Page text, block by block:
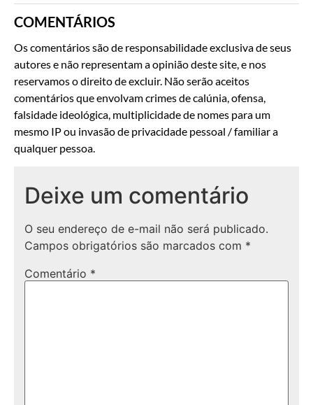
COMENTÁRIOS
Os comentários são de responsabilidade exclusiva de seus
autores e não representam a opinião deste site, e nos
reservamos o direito de excluir. Não serão aceitos
comentários que envolvam crimes de calúnia, ofensa,
falsidade ideológica, multiplicidade de nomes para um
mesmo IP ou invasão de privacidade pessoal / familiar a
qualquer pessoa.
Deixe um comentário
O seu endereço de e-mail não será publicado.
Campos obrigatórios são marcados com *
Comentário *